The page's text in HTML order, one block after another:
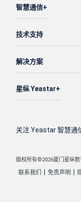
智慧通信
技术支持
解决方案
星纵 Yeastar
关注 Yeastar 智慧通
版权所有©2026厦门星纵数
联系我们 免责声明